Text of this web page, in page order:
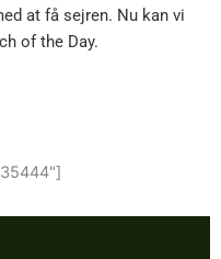
at få sejren. Nu kan vi
of the Day.